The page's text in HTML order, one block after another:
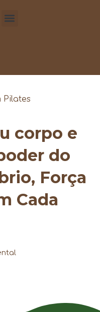
Pilates
corpo e
do
Força
Cada